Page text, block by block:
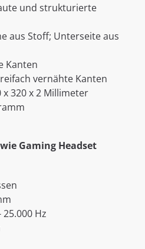
und strukturierte
aus Stoff; Unterseite aus
Kanten
vernähte Kanten
320 x 2 Millimeter
Gaming Headset
Hz